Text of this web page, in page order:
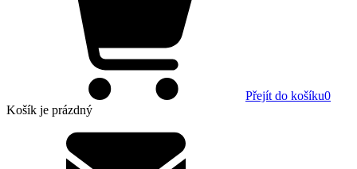
Přejít do košíku0
Košík je prázdný